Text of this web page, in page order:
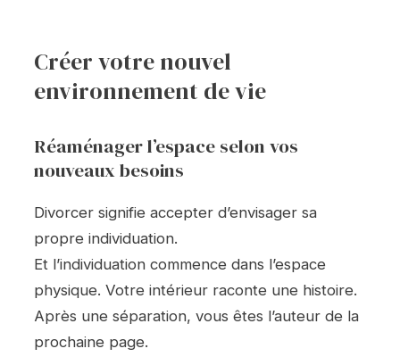
Créer votre nouvel
environnement de vie
Réaménager l’espace selon vos
nouveaux besoins
Divorcer signifie accepter d’envisager sa
propre individuation.
Et l’individuation commence dans l’espace
physique. Votre intérieur raconte une histoire.
Après une séparation, vous êtes l’auteur de la
prochaine page.